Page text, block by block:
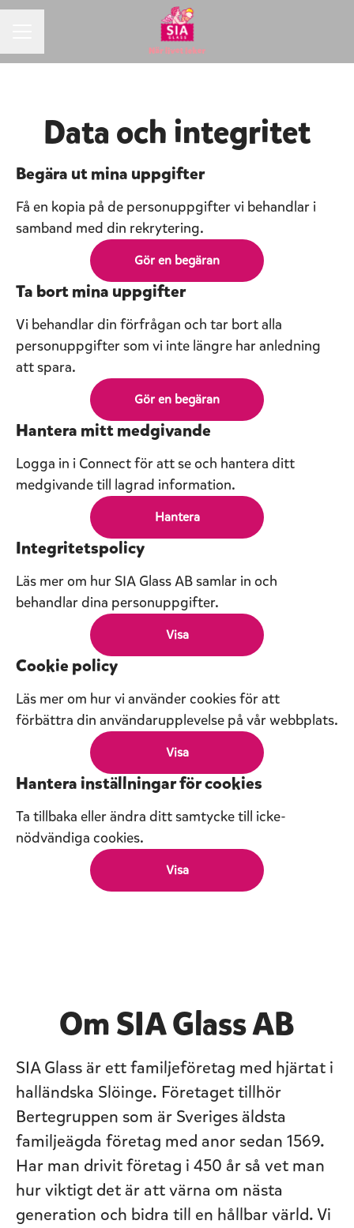
Data och integritet
Begära ut mina uppgifter
Få en kopia på de personuppgifter vi behandlar i
samband med din rekrytering.
Gör en begäran
Ta bort mina uppgifter
Vi behandlar din förfrågan och tar bort alla
personuppgifter som vi inte längre har anledning
att spara.
Gör en begäran
Hantera mitt medgivande
Logga in i Connect för att se och hantera ditt
medgivande till lagrad information.
Hantera
Integritetspolicy
Läs mer om hur SIA Glass AB samlar in och
behandlar dina personuppgifter.
Visa
Cookie policy
Läs mer om hur vi använder cookies för att
förbättra din användarupplevelse på vår webbplats.
Visa
Hantera inställningar för cookies
Ta tillbaka eller ändra ditt samtycke till icke-
nödvändiga cookies.
Visa
Om SIA Glass AB
SIA Glass är ett familjeföretag med hjärtat i
halländska Slöinge. Företaget tillhör
Bertegruppen som är Sveriges äldsta
familjeägda företag med anor sedan 1569.
Har man drivit företag i 450 år så vet man
hur viktigt det är att värna om nästa
generation och bidra till en hållbar värld. Vi